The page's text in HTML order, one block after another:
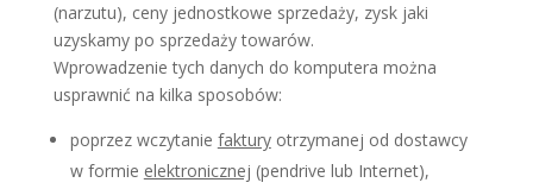
(narzutu), ceny jednostkowe sprzedaży, zysk jaki
uzyskamy po sprzedaży towarów.
Wprowadzenie tych danych do komputera można
usprawnić na kilka sposobów:
poprzez wczytanie fakturyotrzymanej od dostawcy
w formie elektronicznej (pendrive lub Internet),